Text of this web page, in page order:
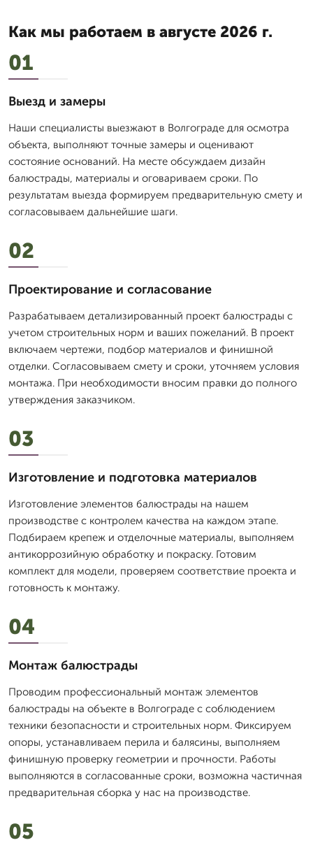
Как мы работаем в августе 2026 г.
01
Выезд и замеры
Наши специалисты выезжают в Волгограде для осмотра
объекта, выполняют точные замеры и оценивают
состояние оснований. На месте обсуждаем дизайн
балюстрады, материалы и оговариваем сроки. По
результатам выезда формируем предварительную смету и
согласовываем дальнейшие шаги.
02
Проектирование и согласование
Разрабатываем детализированный проект балюстрады с
учетом строительных норм и ваших пожеланий. В проект
включаем чертежи, подбор материалов и финишной
отделки. Согласовываем смету и сроки, уточняем условия
монтажа. При необходимости вносим правки до полного
утверждения заказчиком.
03
Изготовление и подготовка материалов
Изготовление элементов балюстрады на нашем
производстве с контролем качества на каждом этапе.
Подбираем крепеж и отделочные материалы, выполняем
антикоррозийную обработку и покраску. Готовим
комплект для модели, проверяем соответствие проекта и
готовность к монтажу.
04
Монтаж балюстрады
Проводим профессиональный монтаж элементов
балюстрады на объекте в Волгограде с соблюдением
техники безопасности и строительных норм. Фиксируем
опоры, устанавливаем перила и балясины, выполняем
финишную проверку геометрии и прочности. Работы
выполняются в согласованные сроки, возможна частичная
предварительная сборка у нас на производстве.
05